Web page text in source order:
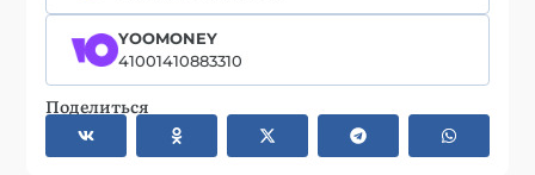
YOOMONEY
41001410883310
Поделиться